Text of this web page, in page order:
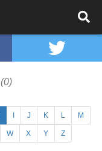
(0)
J K L M
W X Y Z